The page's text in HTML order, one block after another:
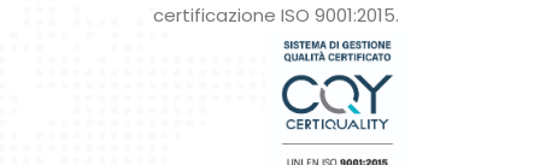
certificazione ISO 9001:2015.